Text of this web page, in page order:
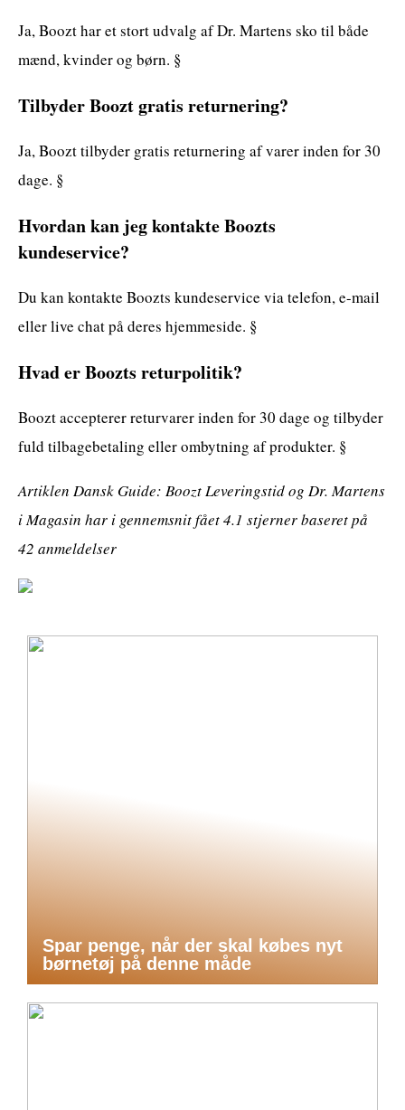
Ja, Boozt har et stort udvalg af Dr. Martens sko til både
mænd, kvinder og børn. §
Tilbyder Boozt gratis returnering?
Ja, Boozt tilbyder gratis returnering af varer inden for 30
dage. §
Hvordan kan jeg kontakte Boozts
kundeservice?
Du kan kontakte Boozts kundeservice via telefon, e-mail
eller live chat på deres hjemmeside. §
Hvad er Boozts returpolitik?
Boozt accepterer returvarer inden for 30 dage og tilbyder
fuld tilbagebetaling eller ombytning af produkter. §
Artiklen Dansk Guide: Boozt Leveringstid og Dr. Martens
i Magasin har i gennemsnit fået4.1 stjerner baseret på
42 anmeldelser
Spar penge, når der skal købes nyt
børnetøj på denne måde